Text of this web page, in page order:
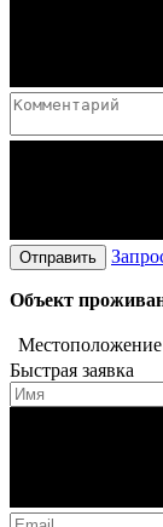
Отправить
Объект
Местоположение
Быстрая заявка